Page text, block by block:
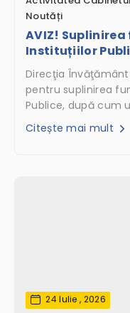
Noutăți
AVIZ!
Instituțiilor
Direcţia
pentru suplinirea
Publice, după cum
Citește mai mult
24 Iulie , 2026